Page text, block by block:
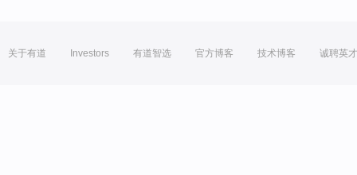
关于有道 Investors 有道智选 官方博客 技术博客 诚聘英才